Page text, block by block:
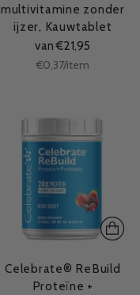
multivitamine zonder
ijzer, Kauwtablet
van €21,95
Stukprijs
€0,37/per
item
Celebrate® ReBuild
Proteïne +